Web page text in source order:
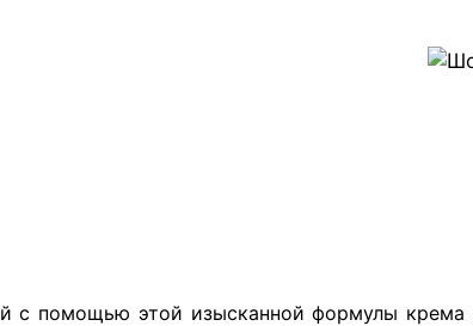
с помощью этой изысканной формулы крема